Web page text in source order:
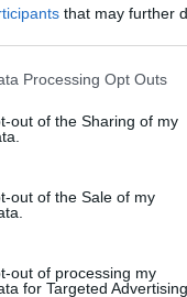
that may further
this website/app uses one
visit or usage behaviour.
to Google and its
below specified purposes
Processing Opt Outs
out of the Sharing of my
out of the Sale of my
out of processing my
for Targeted Advertising.
cigány maffiózó